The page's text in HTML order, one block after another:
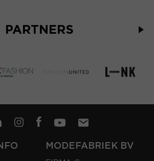
PARTNERS
MODEFABRIEK BV